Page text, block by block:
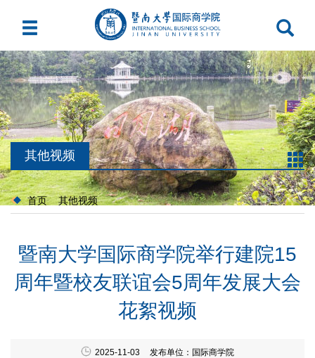
其他视频
首页 其他视频
暨南大学国际商学院举行建院15
周年暨校友联谊会5周年发展大会
花絮视频
2025-11-03 发布单位：国际商学院